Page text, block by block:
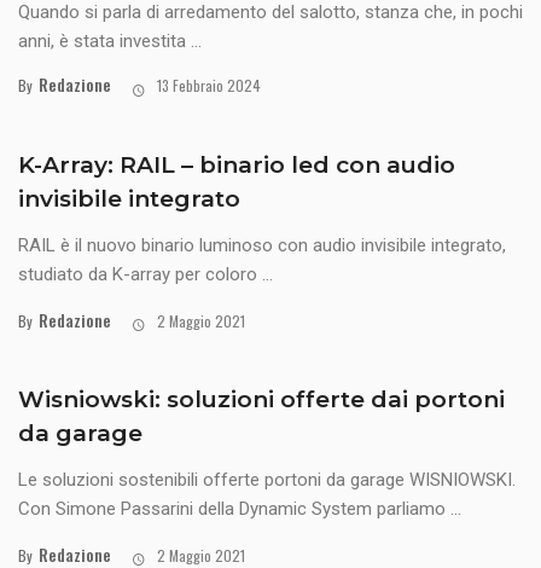
Quando si parla di arredamento del salotto, stanza che, in pochi
anni, è stata investita ...
By Redazione 13 Febbraio 2024
K-Array: RAIL – binario led con audio
invisibile integrato
RAIL è il nuovo binario luminoso con audio invisibile integrato,
studiato da K-array per coloro ...
By Redazione 2 Maggio 2021
Wisniowski: soluzioni offerte dai portoni
da garage
Le soluzioni sostenibili offerte portoni da garage WISNIOWSKI.
Con Simone Passarini della Dynamic System parliamo ...
By Redazione 2 Maggio 2021